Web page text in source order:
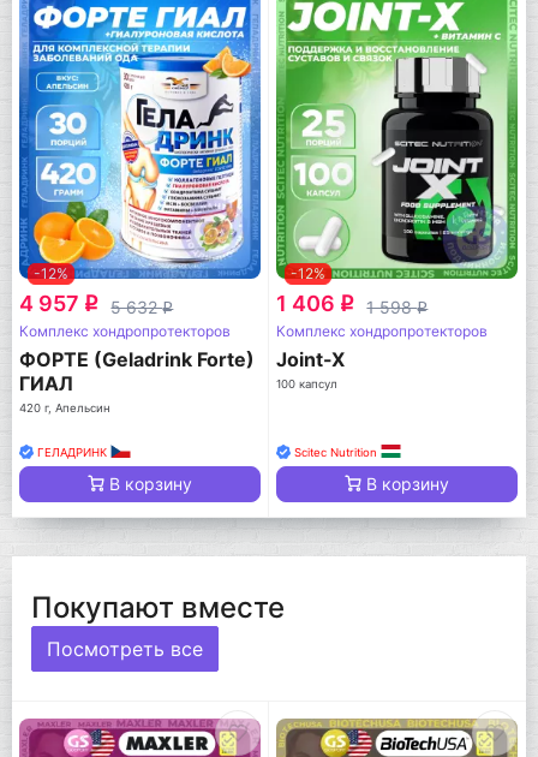
-12%
4 957 q 5 632q
Комплекс хондропротекторов
ФОРТЕ (Geladrink Forte)
ГИАЛ
420 г, Апельсин
ГЕЛАДРИНК
В корзину
-12%
1 406 q 1 598q
Комплекс хондропротекторов
Joint-X
100 капсул
Scitec Nutrition
В корзину
Покупают вместе
Посмотреть все